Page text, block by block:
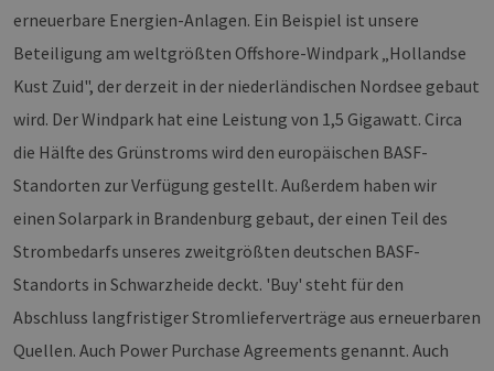
erneuerbare Energien-Anlagen. Ein Beispiel ist unsere
Beteiligung am weltgrößten Offshore-Windpark „Hollandse
Kust Zuid", der derzeit in der niederländischen Nordsee gebaut
wird. Der Windpark hat eine Leistung von 1,5 Gigawatt. Circa
die Hälfte des Grünstroms wird den europäischen BASF-
Standorten zur Verfügung gestellt. Außerdem haben wir
einen Solarpark in Brandenburg gebaut, der einen Teil des
Strombedarfs unseres zweitgrößten deutschen BASF-
Standorts in Schwarzheide deckt. 'Buy' steht für den
Abschluss langfristiger Stromlieferverträge aus erneuerbaren
Quellen. Auch Power Purchase Agreements genannt. Auch